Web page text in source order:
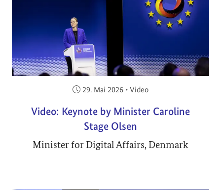
Veröffentlicht am:
29. Mai 2026 • Video
Video: Keynote by Minister Caroline
Stage Olsen
Minister for Digital Affairs, Denmark